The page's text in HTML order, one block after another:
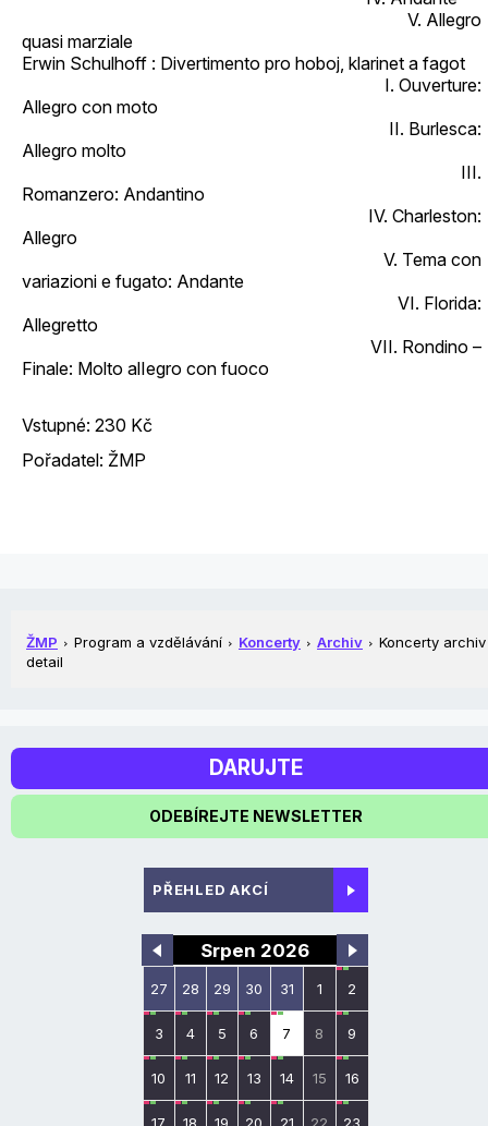
V. Allegro
quasi marziale
Erwin Schulhoff : Divertimento pro hoboj, klarinet a fagot
I. Ouverture:
Allegro con moto
II. Burlesca:
Allegro molto
III.
Romanzero: Andantino
IV. Charleston:
Allegro
V. Tema con
variazioni e fugato: Andante
VI. Florida:
Allegretto
VII. Rondino –
Finale: Molto alIegro con fuoco
Vstupné: 230 Kč
Pořadatel: ŽMP
ŽMP Program a vzdělávání Koncerty Archiv
Koncerty archiv
detail
DARUJTE
ODEBÍREJTE NEWSLETTER
PŘEHLED AKCÍ
Srpen 2026
27 28 29 30 31 1 2
3 4 5 6 7 8 9
10 11 12 13 14 15 16